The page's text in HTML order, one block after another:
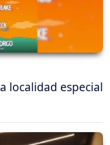
localidad especial